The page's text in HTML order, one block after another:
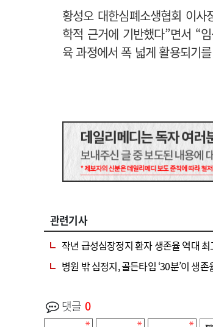
황성오 대한심폐소생협회 이
학적 근거에 기반했다”면서 “
육 과정에서 폭 넓게 활용되기
관련기사
작년 급성심장정지 환자 생존율 역대 최
병원 밖 심정지, 골든타임 ‘30분’이 생존
댓글 0